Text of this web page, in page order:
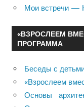
Мои встречи —
«ВЗРОСЛЕЕМ
ПРОГРАММА
Беседы с
«Взрослеем
Основы